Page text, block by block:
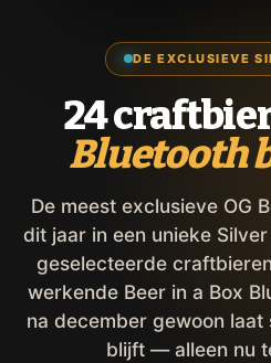
DE EXCLUSIEVE
24
Bluetooth
De meest exclusieve OG
dit jaar in een unieke
geselecteerde
werkende Beer in a Box
na december gewoon
blijft — alleen nu